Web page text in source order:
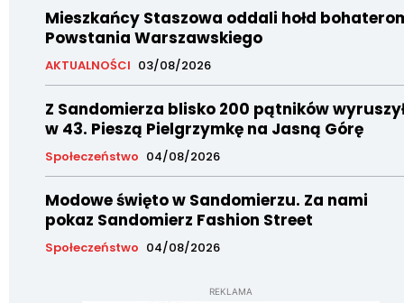
Mieszkańcy Staszowa oddali hołd
Powstania Warszawskiego
AKTUALNOŚCI 03/08/2026
Z Sandomierza blisko 200 pątników
w 43. Pieszą Pielgrzymkę na Jasną Górę
Społeczeństwo 04/08/2026
Modowe święto w Sandomierzu. Za nami
pokaz Sandomierz Fashion Street
Społeczeństwo 04/08/2026
REKLAMA